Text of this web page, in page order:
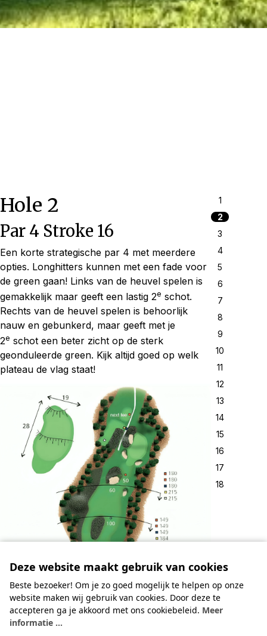
Hole 2
Par 4 Stroke 16
Een korte strategische par 4 met meerdere
opties. Longhitters kunnen met een fade voor
de green gaan! Links van de heuvel spelen is
gemakkelijk maar geeft een lastig 2e schot.
Rechts van de heuvel spelen is behoorlijk
nauw en gebunkerd, maar geeft met je
2e schot een beter zicht op de sterk
geonduleerde green. Kijk altijd goed op welk
plateau de vlag staat!
1
2
3
4
5
6
7
8
9
10
11
12
13
14
15
16
17
18
Deze website maakt gebruik van cookies
Beste bezoeker! Om je zo goed mogelijk te helpen op onze
website maken wij gebruik van cookies. Door deze te
accepteren ga je akkoord met ons cookiebeleid. Meer
informatie ...